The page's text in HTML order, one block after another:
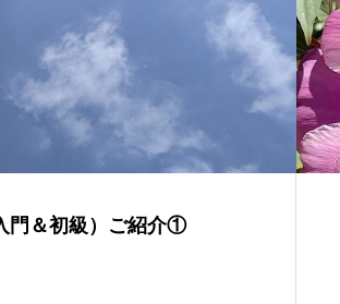
門＆初級）ご紹介①